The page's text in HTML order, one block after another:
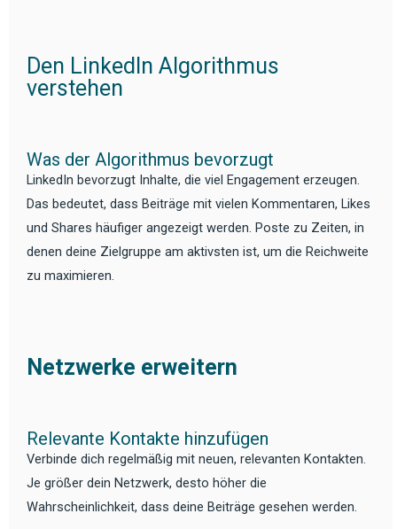
Den LinkedIn Algorithmus
verstehen
Was der Algorithmus bevorzugt
LinkedIn bevorzugt Inhalte, die viel Engagement erzeugen.
Das bedeutet, dass Beiträge mit vielen Kommentaren, Likes
und Shares häufiger angezeigt werden. Poste zu Zeiten, in
denen deine Zielgruppe am aktivsten ist, um die Reichweite
zu maximieren.
Netzwerke erweitern
Relevante Kontakte hinzufügen
Verbinde dich regelmäßig mit neuen, relevanten Kontakten.
Je größer dein Netzwerk, desto höher die
Wahrscheinlichkeit, dass deine Beiträge gesehen werden.